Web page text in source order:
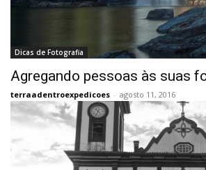
Dicas de Fotografia
Agregando pessoas às suas
terraadentroexpedicoes - agosto 11, 2016